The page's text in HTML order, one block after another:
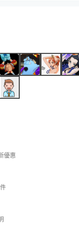
優惠